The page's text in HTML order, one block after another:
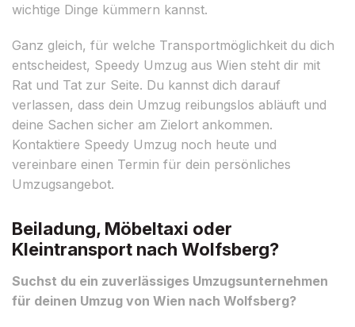
wichtige Dinge kümmern kannst.
Ganz gleich, für welche Transportmöglichkeit du dich
entscheidest, Speedy Umzug aus Wien steht dir mit
Rat und Tat zur Seite. Du kannst dich darauf
verlassen, dass dein Umzug reibungslos abläuft und
deine Sachen sicher am Zielort ankommen.
Kontaktiere Speedy Umzug noch heute und
vereinbare einen Termin für dein persönliches
Umzugsangebot.
Beiladung, Möbeltaxi oder
Kleintransport nach Wolfsberg?
Suchst du ein zuverlässiges Umzugsunternehmen
für deinen Umzug von Wien nach Wolfsberg?